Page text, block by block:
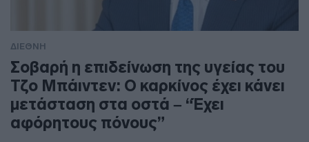
ΔΙΕΘΝΗ
Σοβαρή η επιδείνωση της υγείας του
Τζο Μπάιντεν: Ο καρκίνος έχει κάνει
μετάσταση στα οστά – “Έχει
αφόρητους πόνους”